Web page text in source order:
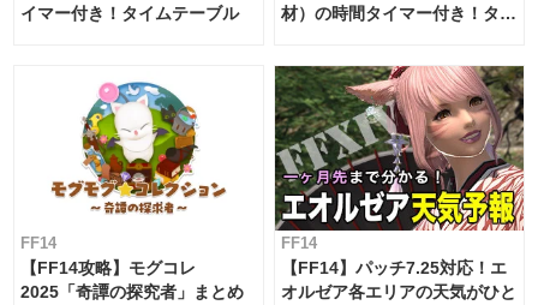
イマー付き！タイムテーブル
材）の時間タイマー付き！タイ
FF14
【FF14攻略】モグコレ
2025「奇譚の探究者」まとめ
FF14
【FF14】パッチ7.25対応！エ
オルゼア各エリアの天気がひと